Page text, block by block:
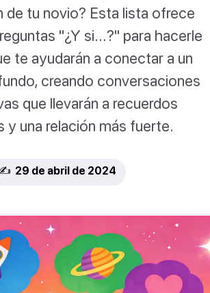
de tu novio? Esta lista ofrece
"¿Y si...?" para hacerle
te ayudarán a conectar a un
creando conversaciones
que llevarán a recuerdos
y una relación más fuerte.
29 de abril de 2024